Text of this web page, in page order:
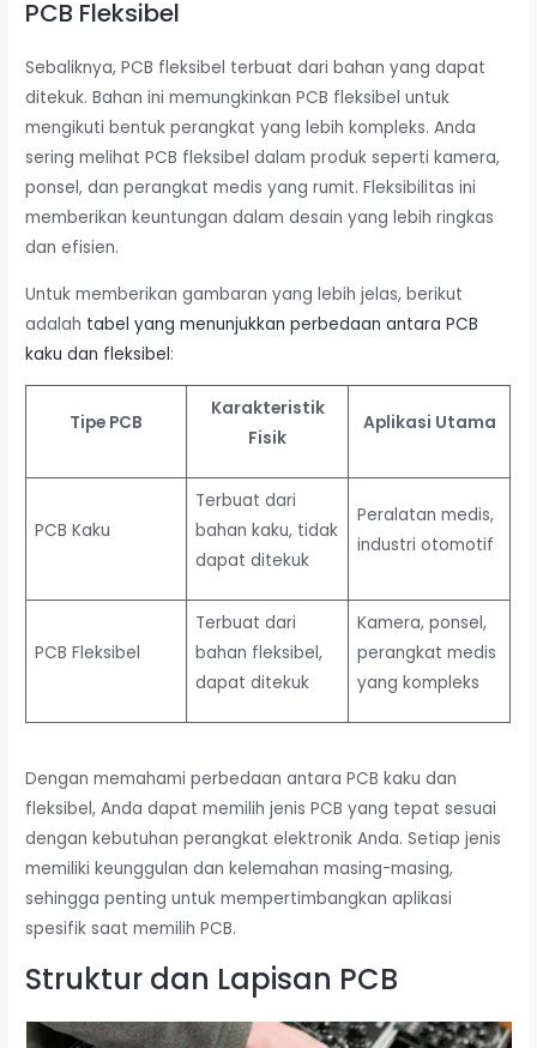
PCB Fleksibel
Sebaliknya, PCB fleksibel terbuat dari bahan yang dapat
ditekuk. Bahan ini memungkinkan PCB fleksibel untuk
mengikuti bentuk perangkat yang lebih kompleks. Anda
sering melihat PCB fleksibel dalam produk seperti kamera,
ponsel, dan perangkat medis yang rumit. Fleksibilitas ini
memberikan keuntungan dalam desain yang lebih ringkas
dan efisien.
Untuk memberikan gambaran yang lebih jelas, berikut
adalah tabel yang menunjukkan perbedaan antara PCB
kaku dan fleksibel:
Tipe PCB
Karakteristik
Fisik
Aplikasi Utama
PCB Kaku
Terbuat dari
bahan kaku, tidak
dapat ditekuk
Peralatan medis,
industri otomotif
PCB Fleksibel
Terbuat dari
bahan fleksibel,
dapat ditekuk
Kamera, ponsel,
perangkat medis
yang kompleks
Dengan memahami perbedaan antara PCB kaku dan
fleksibel, Anda dapat memilih jenis PCB yang tepat sesuai
dengan kebutuhan perangkat elektronik Anda. Setiap jenis
memiliki keunggulan dan kelemahan masing-masing,
sehingga penting untuk mempertimbangkan aplikasi
spesifik saat memilih PCB.
Struktur dan Lapisan PCB